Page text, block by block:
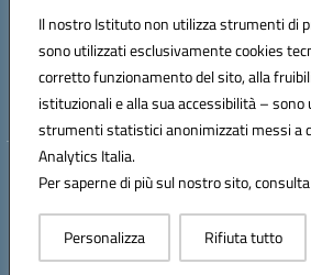
Il nostro Istituto non utilizza strumenti di
sono utilizzati esclusivamente cookies
corretto funzionamento del sito, alla
istituzionali e alla sua accessibilità –
strumenti statistici anonimizzati messi a
Analytics Italia.
Per saperne di più sul nostro sito,
Personalizza Rifiuta tutto
Codice fiscale: 94118760712
Codice meccanografico:FGEE00800R
Codice Indice delle Pubbliche Amministrazioni
Codice unico di fatturazione (CUF): UFEQ55
Hosting & Powered by 3D
Concept & Design by